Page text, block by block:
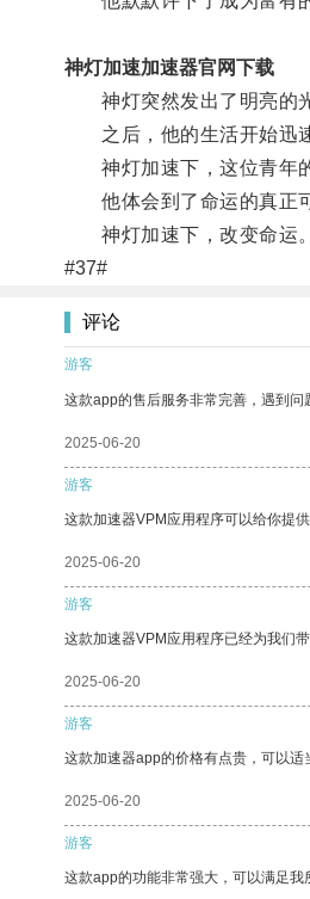
神灯加速加速器官网下载
神灯突然发出了明亮的光
之后，他的生活开始迅速
神灯加速下，这位青年的
他体会到了命运的真正可
神灯加速下，改变命运。
#37#
评论
游客
这款app的售后服务非常完善，遇到问
2025-06-20
游客
这款加速器VPM应用程序可以给你提
2025-06-20
游客
这款加速器VPM应用程序已经为我们
2025-06-20
游客
这款加速器app的价格有点贵，可以适
2025-06-20
游客
这款app的功能非常强大，可以满足我